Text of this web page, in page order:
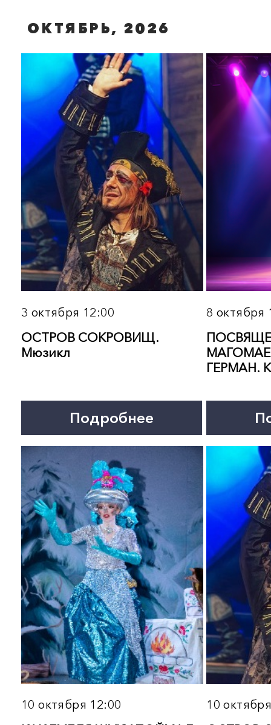
ОКТЯБРЬ, 2026
Подробнее Подробнее
24 октября 18:00
Мюзикл
Подробнее
25 октября 13:00
солистов легендарных
Подробнее
25 октября 19:00
ТЫ БУДЕШЬ МОЙ! Спектакль
Подробнее
28 октября 13:00
ПОСВЯЩЕНИЕ
ОБОДЗИНСКОМУ И
ЕВГЕНИЮ МАРТЫНОВУ
Подробнее